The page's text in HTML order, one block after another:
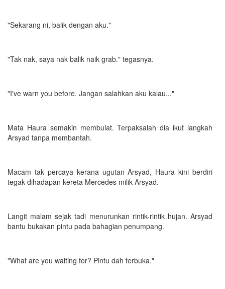
"Sekarang ni, balik dengan aku."
"Tak nak, saya nak balik naik grab." tegasnya.
"I've warn you before. Jangan salahkan aku kalau..."
Mata Haura semakin membulat. Terpaksalah dia ikut langkah
Arsyad tanpa membantah.
Macam tak percaya kerana ugutan Arsyad, Haura kini berdiri
tegak dihadapan kereta Mercedes milik Arsyad.
Langit malam sejak tadi menurunkan rintik-rintik hujan. Arsyad
bantu bukakan pintu pada bahagian penumpang.
"What are you waiting for? Pintu dah terbuka."